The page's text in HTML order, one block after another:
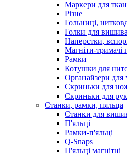
Маркери для
Різне
Гольниці,
Голки для
Наперстки,
Магніти-тримачі
Рамки
Котушки для
Органайзери для
Скриньки для
Скриньки для
Станки, рамки, пяльца
Станки для
П'яльці
Рамки-п'яльці
Q-Snaps
П'яльці магнітні